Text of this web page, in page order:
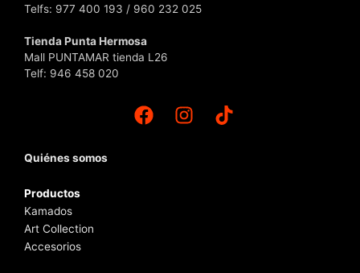
Telfs: 977 400 193 / 960 232 025
Tienda Punta Hermosa
Mall PUNTAMAR tienda L26
Telf: 946 458 020
Quiénes somos
Productos
Kamados
Art Collection
Accesorios